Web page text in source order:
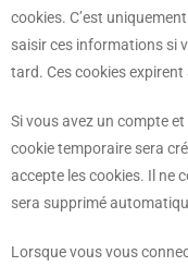
cookies. C’est
saisir ces informations si
tard. Ces cookies expirent
Si vous avez un compte
cookie temporaire sera
accepte les cookies. Il ne
sera supprimé
Lorsque vous vous